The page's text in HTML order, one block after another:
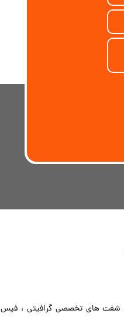
، شفت های تخصصی گرافیتی ، فیس